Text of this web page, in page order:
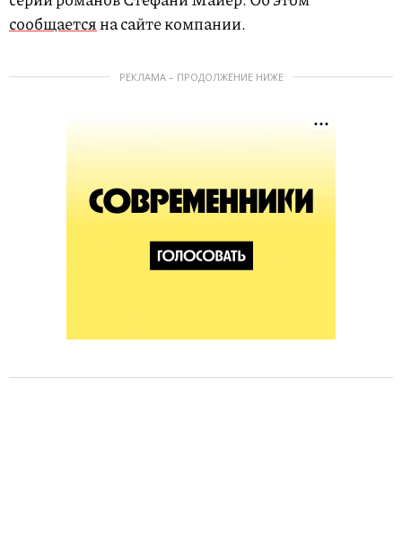
сообщаетсяна сайте компании.
РЕКЛАМА – ПРОДОЛЖЕНИЕ НИЖЕ